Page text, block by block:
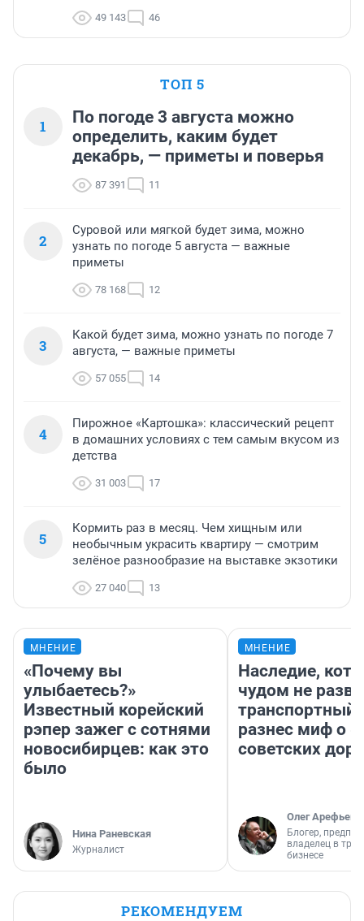
49 143 46
ТОП 5
1
По погоде 3 августа можно
определить, каким будет
декабрь, — приметы и поверья
87 391 11
2
Суровой или мягкой будет зима, можно
узнать по погоде 5 августа — важные
приметы
78 168 12
3
Какой будет зима, можно узнать по погоде 7
августа, — важные приметы
57 055 14
4
Пирожное «Картошка»: классический рецепт
в домашних условиях с тем самым вкусом из
детства
31 003 17
5
Кормить раз в месяц. Чем хищным или
необычным украсить квартиру — смотрим
зелёное разнообразие на выставке экзотики
27 040 13
МНЕНИЕ
«Почему вы
улыбаетесь?»
Известный корейский
рэпер зажег с сотнями
новосибирцев: как это
было
Нина Раневская
Журналист
МНЕНИЕ
Наследие,
чудом не
транспортный
разнес миф о
советских
Олег Арефьев
Блогер,
владелец в
бизнесе
РЕКОМЕНДУЕМ